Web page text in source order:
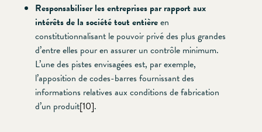
Responsabiliser les entreprises par rapport aux
intérêts de la société tout entièreen
constitutionnalisant le pouvoir privé des plus grandes
d’entre elles pour en assurer un contrôle minimum.
L’une des pistes envisagées est, par exemple,
l’apposition de codes-barres fournissant des
informations relatives aux conditions de fabrication
d’un produit[10].